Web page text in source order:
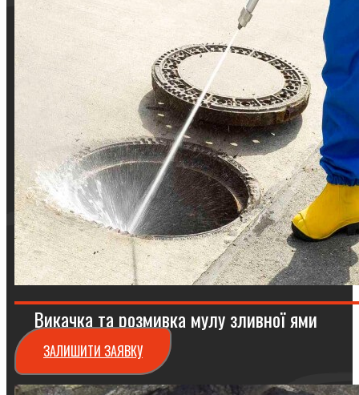
Викачка та розмивка мулу зливної ями
ЗАЛИШИТИ ЗАЯВКУ